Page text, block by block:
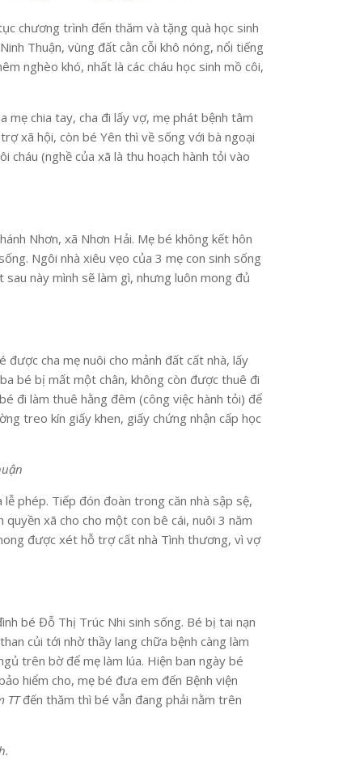
chương trình đến thăm và tặng quà học sinh
Thuận, vùng đất cằn cỗi khô nóng, nổi tiếng
nghèo khó, nhất là các cháu học sinh mồ côi,
mẹ chia tay, cha đi lấy vợ, mẹ phát bệnh tâm
xã hội, còn bé Yên thì về sống với bà ngoại
cháu (nghề của xã là thu hoạch hành tỏi vào
Nhơn, xã Nhơn Hải. Mẹ bé không kết hôn
Ngôi nhà xiêu vẹo của 3 mẹ con sinh sống
này mình sẽ làm gì, nhưng luôn mong đủ
cha mẹ nuôi cho mảnh đất cất nhà, lấy
bé bị mất một chân, không còn được thuê đi
đi làm thuê hằng đêm (công việc hành tỏi) để
treo kín giấy khen, giấy chứng nhận cấp học
phép. Tiếp đón đoàn trong căn nhà sập sệ,
quyền xã cho cho một con bê cái, nuôi 3 năm
được xét hỗ trợ cất nhà Tình thương, vì vợ
bé Đỗ Thị Trúc Nhi sinh sống. Bé bị tai nạn
củi tới nhờ thầy lang chữa bệnh càng làm
trên bờ để mẹ làm lúa. Hiện ban ngày bé
hiểm cho, mẹ bé đưa em đến Bệnh viện
TTđến thăm thì bé vẫn đang phải nằm trên